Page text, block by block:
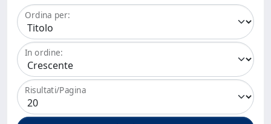
Ordina per:
In ordine:
Risultati/Pagina